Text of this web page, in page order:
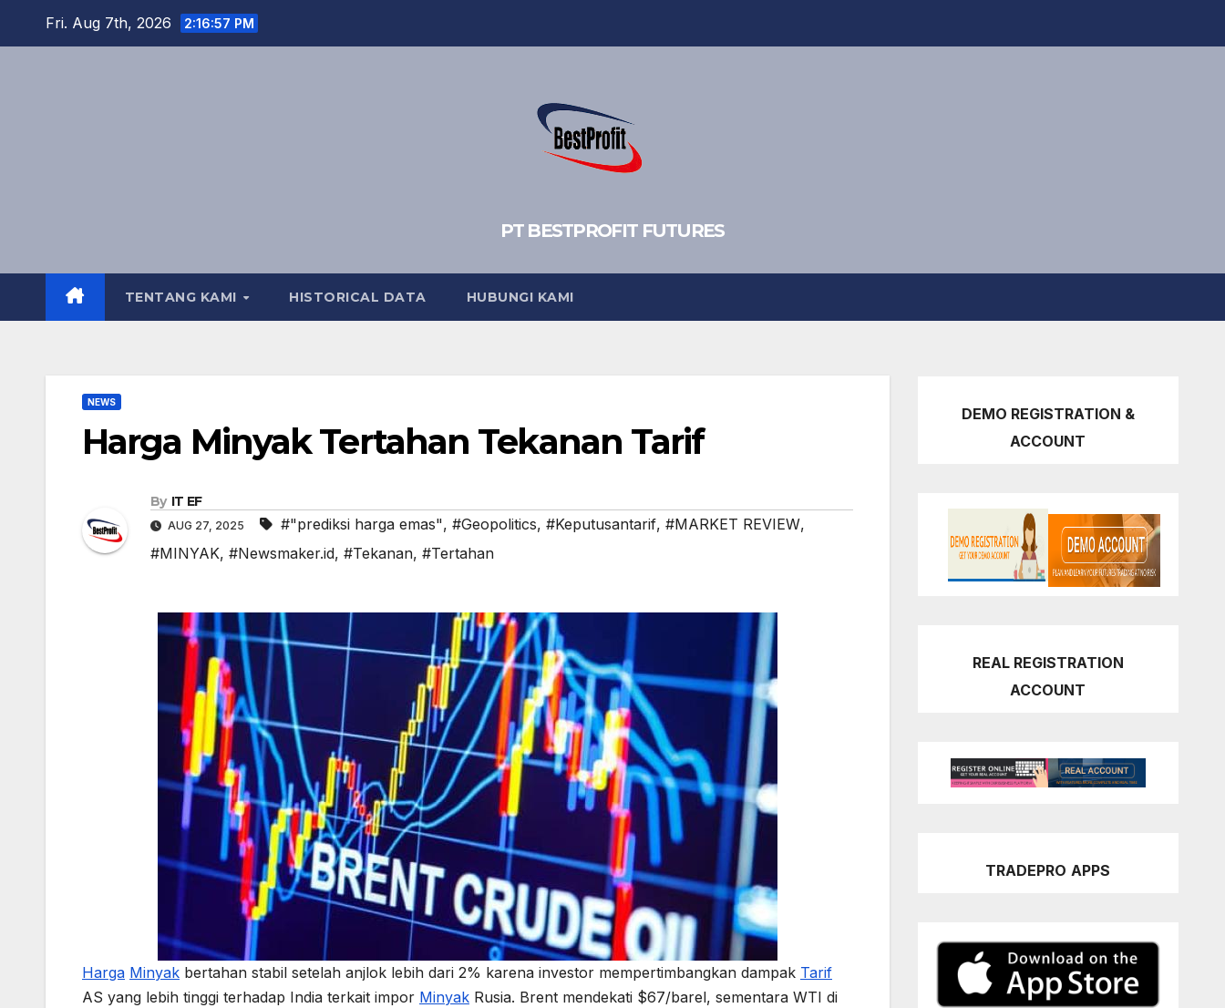
Fri. Aug 7th, 2026 2:16:58 PM
PT BESTPROFIT FUTURES
TENTANG KAMI HISTORICAL DATA HUBUNGI KAMI
NEWS
Harga Minyak Tertahan Tekanan Tarif
By IT EF
AUG 27, 2025 #"prediksi harga emas", #Geopolitics, #Keputusantarif, #MARKET REVIEW,
#MINYAK, #Newsmaker.id, #Tekanan, #Tertahan
Harga Minyak bertahan stabil setelah anjlok lebih dari 2% karena investor mempertimbangkan dampak Tarif
AS yang lebih tinggi terhadap India terkait impor Minyak Rusia. Brent mendekati $67/barel, sementara WTI di
DEMO REGISTRATION &
ACCOUNT
REAL REGISTRATION
ACCOUNT
TRADEPRO APPS